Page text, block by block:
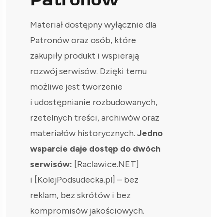
Materiał dostępny wyłącznie dla
Patronów oraz osób, które
zakupiły produkt i wspierają
rozwój serwisów. Dzięki temu
możliwe jest tworzenie
i udostępnianie rozbudowanych,
rzetelnych treści, archiwów oraz
materiałów historycznych. Jedno
wsparcie daje dostęp do dwóch
serwisów: [Raclawice.NET]
i [KolejPodsudecka.pl] – bez
reklam, bez skrótów i bez
kompromisów jakościowych.